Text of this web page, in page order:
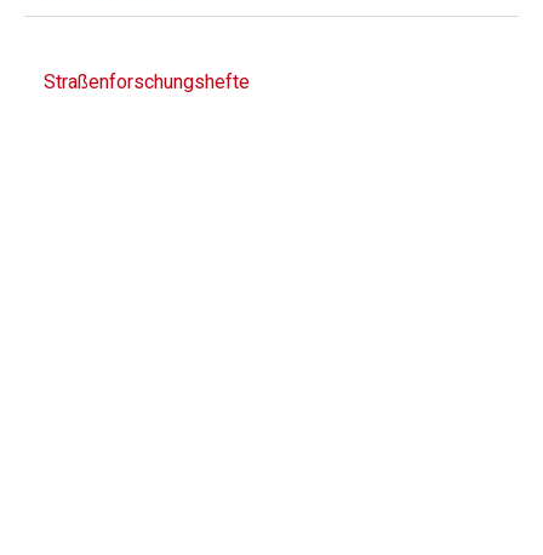
Straßenforschungshefte